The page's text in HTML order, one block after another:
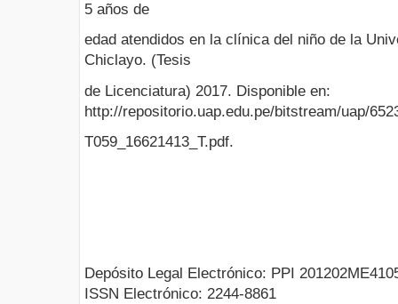
5 años de
edad atendidos en la clínica del niño de la
Chiclayo. (Tesis
de Licenciatura) 2017. Disponible en:
http://repositorio.uap.edu.pe/bitstream/uap/
T059_16621413_T.pdf.
Depósito Legal Electrónico: PPI
ISSN Electrónico: 2244-8861